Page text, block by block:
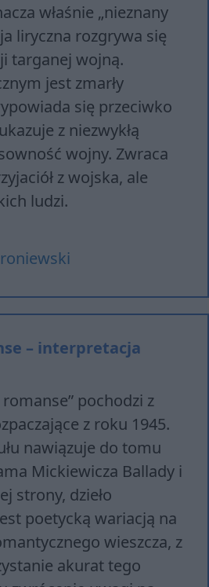
właśnie „nieznany
liryczna rozgrywa się
targanej wojną.
jest zmarły
się przeciwko
z niezwykłą
wojny. Zwraca
z wojska, ale
ludzi.
– interpretacja
pochodzi z
z roku 1945.
nawiązuje do tomu
Mickiewicza Ballady i
strony, dzieło
poetycką wariacją na
wieszcza, z
akurat tego